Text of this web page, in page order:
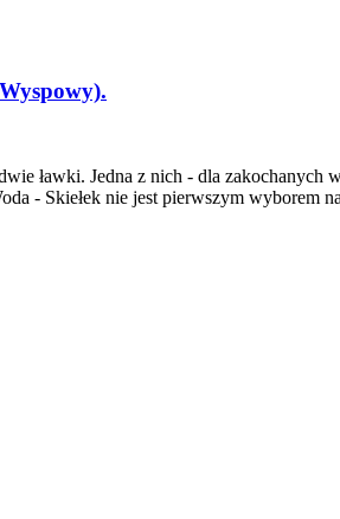
ławki. Jedna z nich - dla
- Skiełek nie jest pierwszym wyborem